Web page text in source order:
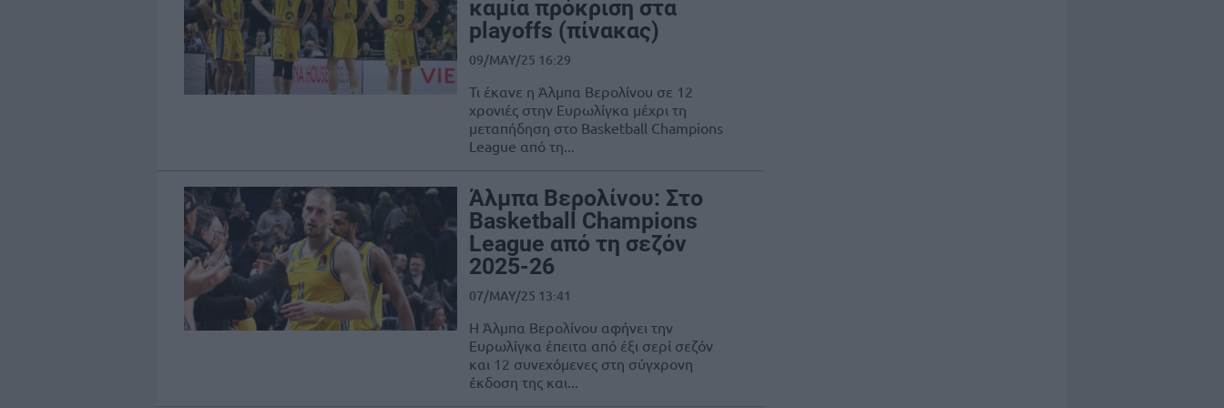
καμία πρόκριση στα
playoffs (πίνακας)
09/MAY/25 16:29
Τι έκανε η Άλμπα Βερολίνου σε 12
χρονιές στην Ευρωλίγκα μέχρι τη
μεταπήδηση στο Basketball Champions
League από τη...
Άλμπα Βερολίνου: Στο
Basketball Champions
League από τη σεζόν
2025-26
07/MAY/25 13:41
Η Άλμπα Βερολίνου αφήνει την
Ευρωλίγκα έπειτα από έξι σερί σεζόν
και 12 συνεχόμενες στη σύγχρονη
έκδοση της και...